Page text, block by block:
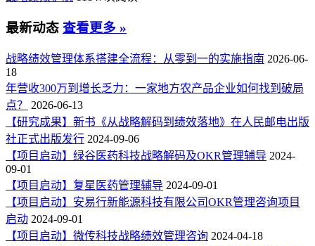
最新动态 查看更多 »
战略绩效管理体系搭建全流程：从零到一的实施指南 2026-06-
18
年营收300万到增长乏力：一家地方农产品企业如何找到破局
点？
2026-06-13
【研究成果】新书《从战略解码到绩效落地》在人民邮电出版
社正式出版发行 2024-09-06
【项目启动】绿谷医药科技战略解码及OKR管理辅导 2024-
09-01
【项目启动】复星医药管理辅导 2024-09-01
【项目启动】安易行新能源科技有限公司OKR管理咨询项目
启动 2024-09-01
【项目启动】微传科技战略绩效管理咨询 2024-04-18